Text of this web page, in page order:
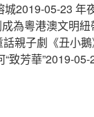
2019-05-23 年
為粵港澳文明
親子劇《丑小
致芳華”2019-05-